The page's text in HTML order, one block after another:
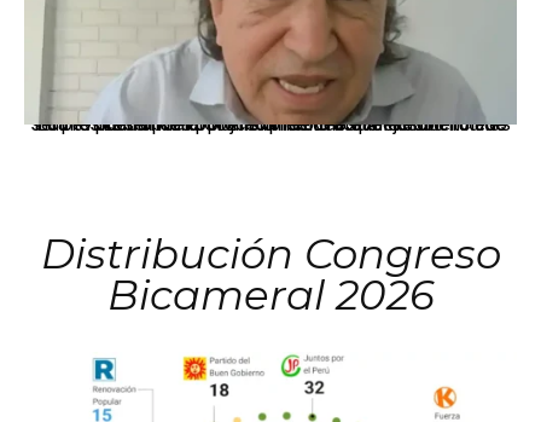
La presidenta Keiko Fujimori informó que la solicitud de indulto presentada por el expresidente Alejandro Toledo será evaluada por la Comisión de Gracias Presidenciales conforme al procedimiento establecido.
Distribución Congreso
Bicameral 2026